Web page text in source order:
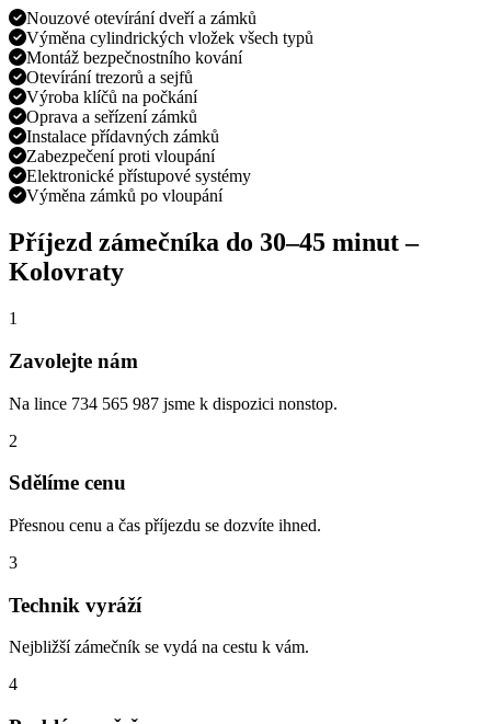
Nouzové otevírání dveří a zámků
Výměna cylindrických vložek všech typů
Montáž bezpečnostního kování
Otevírání trezorů a sejfů
Výroba klíčů na počkání
Oprava a seřízení zámků
Instalace přídavných zámků
Zabezpečení proti vloupání
Elektronické přístupové systémy
Výměna zámků po vloupání
Příjezd zámečníka do 30–45 minut–
Kolovraty
1
Zavolejte nám
Na lince 734 565 987 jsme k dispozici nonstop.
2
Sdělíme cenu
Přesnou cenu a čas příjezdu se dozvíte ihned.
3
Technik vyráží
Nejbližší zámečník se vydá na cestu k vám.
4